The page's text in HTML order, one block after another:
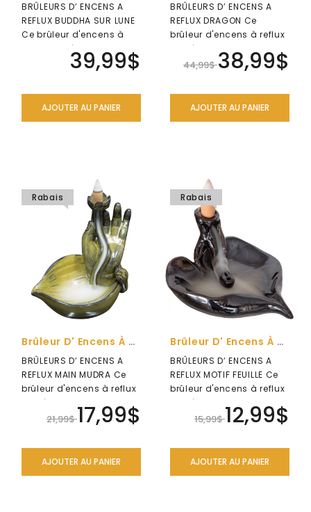
BRÛLEURS D’ ENCENS A
REFLUX BUDDHA SUR LUNE
Ce brûleur d'encens à
reflux en céramique est
39,99$
AJOUTER AU PANIER
BRÛLEURS D’ ENCENS A
REFLUX DRAGON Ce
brûleur d'encens à reflux
en céramique est
spécialement con..
44,99$38,99$
AJOUTER AU PANIER
Rabais
Brûleur D' Encens À Reflux Main Mudra
BRÛLEURS D’ ENCENS A
REFLUX MAIN MUDRA Ce
brûleur d'encens à reflux
en céramique est
spécialement..
21,99$17,99$
AJOUTER AU PANIER
Rabais
Brûleur D' Encens À Reflux Motif Feuille
BRÛLEURS D’ ENCENS A
REFLUX MOTIF FEUILLE Ce
brûleur d'encens à reflux
en céramique est
spécialem..
15,99$12,99$
AJOUTER AU PANIER